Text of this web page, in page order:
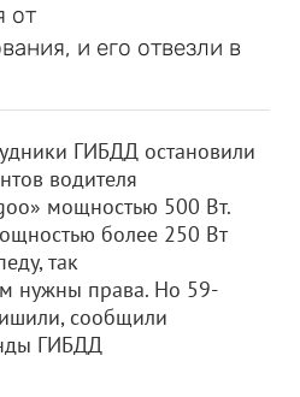
от
и его отвезли в
ГИБДД остановили
водителя
мощностью 500 Вт.
более 250 Вт
так
нужны права. Но 59-
сообщили
ГИБДД